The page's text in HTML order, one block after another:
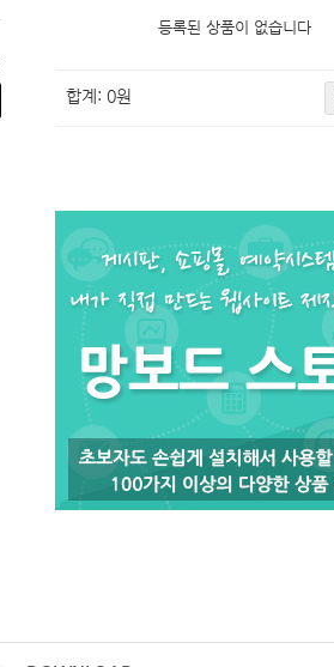
등록된 상품이 없습니다
합계: 0원